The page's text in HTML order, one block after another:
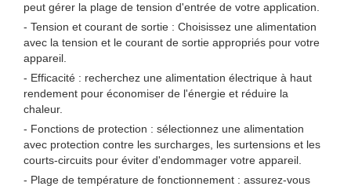
peut gérer la plage de tension d'entrée de votre application.
- Tension et courant de sortie : Choisissez une alimentation
avec la tension et le courant de sortie appropriés pour votre
appareil.
- Efficacité : recherchez une alimentation électrique à haut
rendement pour économiser de l'énergie et réduire la
chaleur.
- Fonctions de protection : sélectionnez une alimentation
avec protection contre les surcharges, les surtensions et les
courts-circuits pour éviter d'endommager votre appareil.
- Plage de température de fonctionnement : assurez-vous